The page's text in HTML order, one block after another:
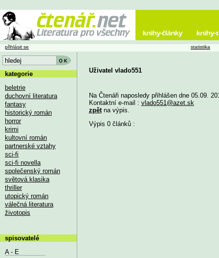
Uživatel vlado551
Na Čtenáři naposledy přihlášen dne 05.09.
Kontaktní e-mail : vlado551@azet.sk
zpětna výpis.
Výpis 0 článků :
přihlásit se statistika
kategorie
beletrie
duchovní literatura
fantasy
historický román
horror
krimi
kultovní román
partnerské vztahy
sci-fi
sci-fi novella
společenský román
světová klasika
thriller
utopický román
válečná literatura
životopis
spisovatelé
A - E